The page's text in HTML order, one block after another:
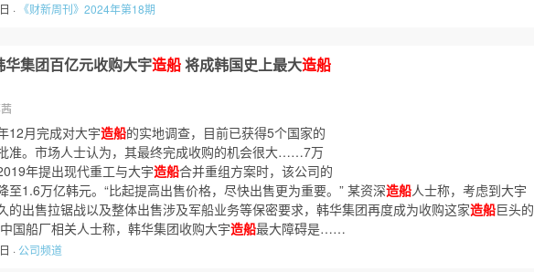
· 《财新周刊》2024年第18期
华集团百亿元收购大宇造船将成韩国史上最大造船
12月完成对大宇造船的实地调查，目前已获得5个国家的
准。市场人士认为，其最终完成收购的机会很大……7万
年提出现代重工与大宇造船合并重组方案时，该公司的
至1.6万亿韩元。“比起提高出售价格，尽快出售更为重要。” 某资深造船人士称，考虑到大宇
的出售拉锯战以及整体出售涉及军船业务等保密要求，韩华集团再度成为收购这家造船巨头的
国船厂相关人士称，韩华集团收购大宇造船最大障碍是……
· 公司频道